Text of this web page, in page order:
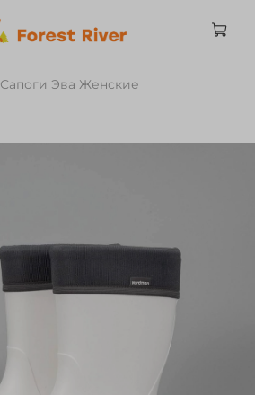
Сапоги Эва Женские